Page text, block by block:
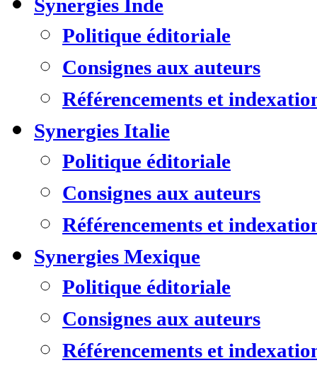
Synergies Inde
Politique éditoriale
Consignes aux auteurs
Référencements et
Synergies Italie
Politique éditoriale
Consignes aux auteurs
Référencements et
Synergies Mexique
Politique éditoriale
Consignes aux auteurs
Référencements et